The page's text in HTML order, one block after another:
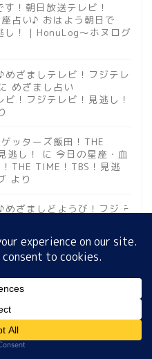
！朝日放送テレビ！
占い♪ おはよう朝日で
し！ | HonuLog～ホヌログ
ざましテレビ！フジテレ
に めざまし占い
！フジテレビ！見逃し！
ッターズ飯田！THE
逃し！
に 今日の星座・血
THE TIME！TBS！見逃
より
ざましどようび！フジテ
び！フジテレビ！見逃
より
サイトマップ
ホーム
プロフィール
サイトマップ